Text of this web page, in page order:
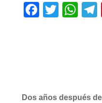
Dos años después